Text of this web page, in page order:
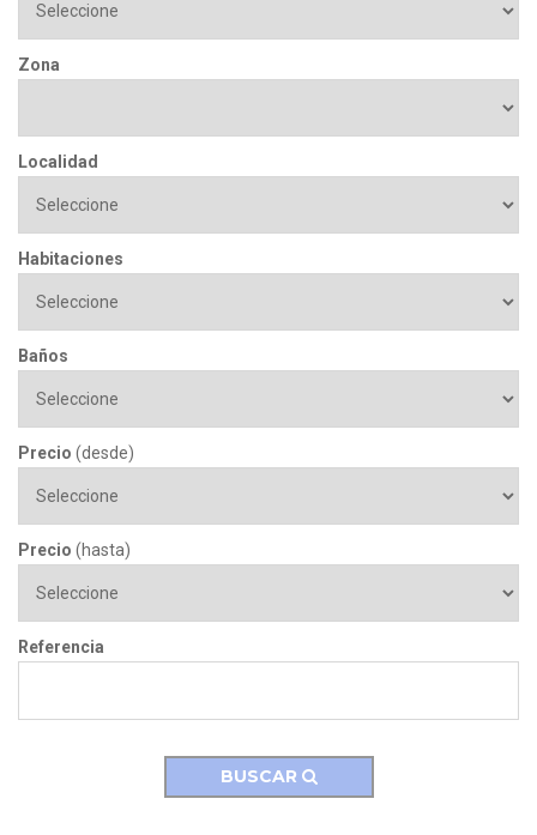
Zona
Localidad
Habitaciones
Baños
Precio (desde)
Precio (hasta)
Referencia
BUSCAR